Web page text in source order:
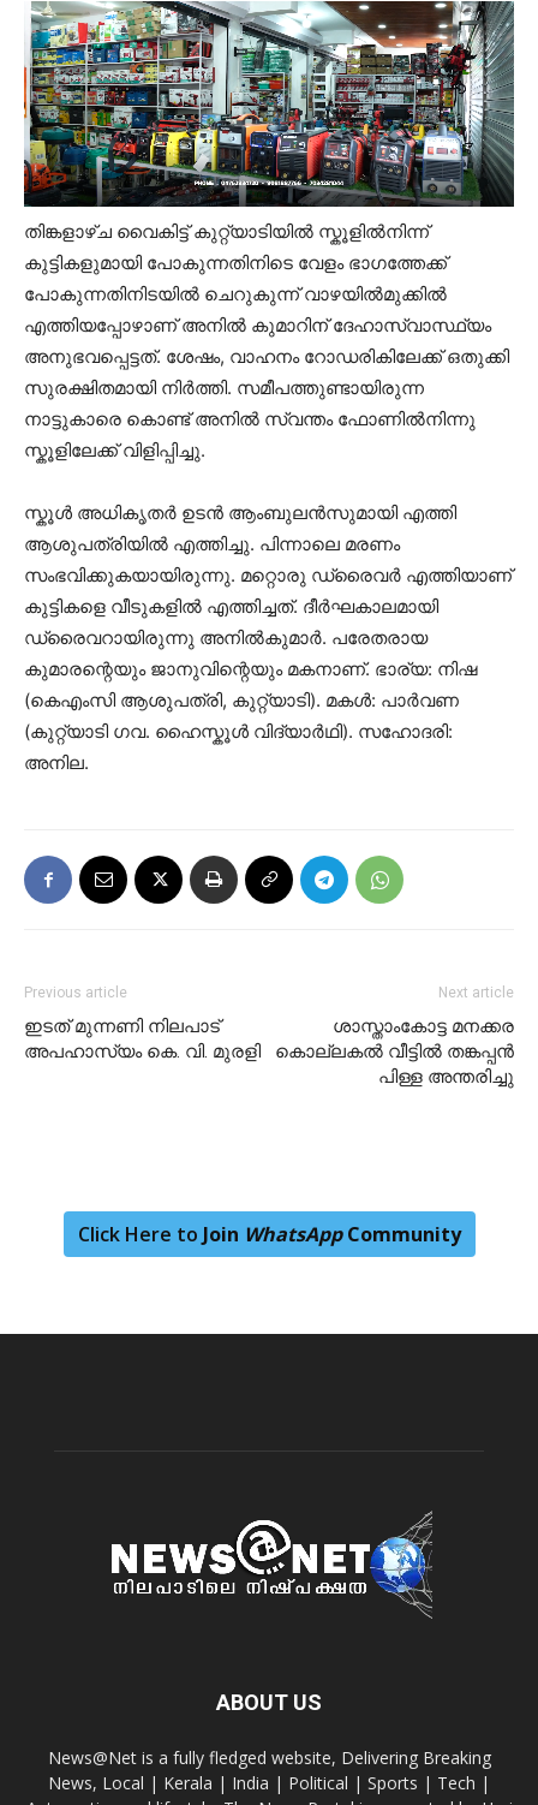
തിങ്കളാഴ്ച വൈകിട്ട് കുറ്റ്യാടിയിൽ സ്കൂളിൽനിന്ന്
കുട്ടികളുമായി പോകുന്നതിനിടെ വേളം ഭാഗത്തേക്ക്
പോകുന്നതിനിടയിൽ ചെറുകുന്ന് വാഴയിൽമുക്കിൽ
എത്തിയപ്പോഴാണ് അനിൽ കുമാറിന് ദേഹാസ്വാസ്ഥ്യം
അനുഭവപ്പെട്ടത്. ശേഷം, വാഹനം റോഡരികിലേക്ക് ഒതുക്കി
സുരക്ഷിതമായി നിർത്തി. സമീപത്തുണ്ടായിരുന്ന
നാട്ടുകാരെ കൊണ്ട് അനിൽ സ്വന്തം ഫോണിൽനിന്നു
സ്കൂളിലേക്ക് വിളിപ്പിച്ചു.
സ്കൂൾ അധികൃതർ ഉടൻ ആംബുലൻസുമായി എത്തി
ആശുപത്രിയിൽ എത്തിച്ചു. പിന്നാലെ മരണം
സംഭവിക്കുകയായിരുന്നു. മറ്റൊരു ഡ്രൈവർ എത്തിയാണ്‌
കുട്ടികളെ വീടുകളിൽ എത്തിച്ചത്. ദീർഘകാലമായി
ഡ്രൈവറായിരുന്നു അനിൽകുമാർ. പരേതരായ
കുമാരന്റെയും ജാനുവിന്റെയും മകനാണ്. ഭാര്യ: നിഷ
(കെഎംസി ആശുപത്രി, കുറ്റ്യാടി). മകൾ: പാർവണ
(കുറ്റ്യാടി ഗവ. ഹൈസ്കൂൾ വിദ്യാർഥി). സഹോദരി:
അനില.
Previous article
ഇടത് മുന്നണി നിലപാട്
അപഹാസ്യം കെ. വി. മുരളി
Next article
ശാസ്താംകോട്ട മനക്കര
കൊല്ലകൽ വീട്ടിൽ തങ്കപ്പൻ
പിള്ള അന്തരിച്ചു
Click Here to Join WhatsAppCommunity
ABOUT US
News@Net is a fully fledged website, Delivering Breaking
News, Local | Kerala | India | Political | Sports | Tech |